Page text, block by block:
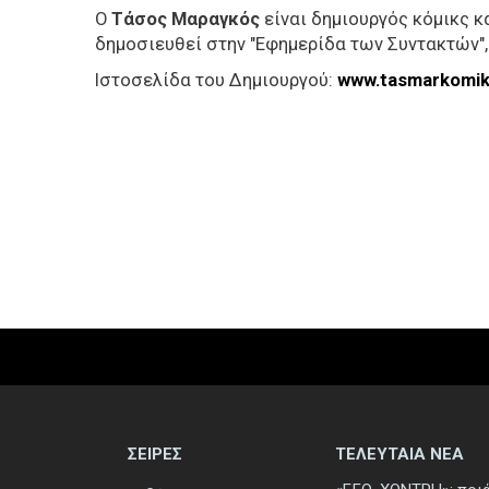
Ο Τάσος Μαραγκός είναι δημιουργός
δημοσιευθεί στην "Εφημερίδα των
Ιστοσελίδα του Δημιουργού:
ΣΕΙΡΕΣ
ΤΕΛΕΥΤΑΙΑ ΝΕΑ